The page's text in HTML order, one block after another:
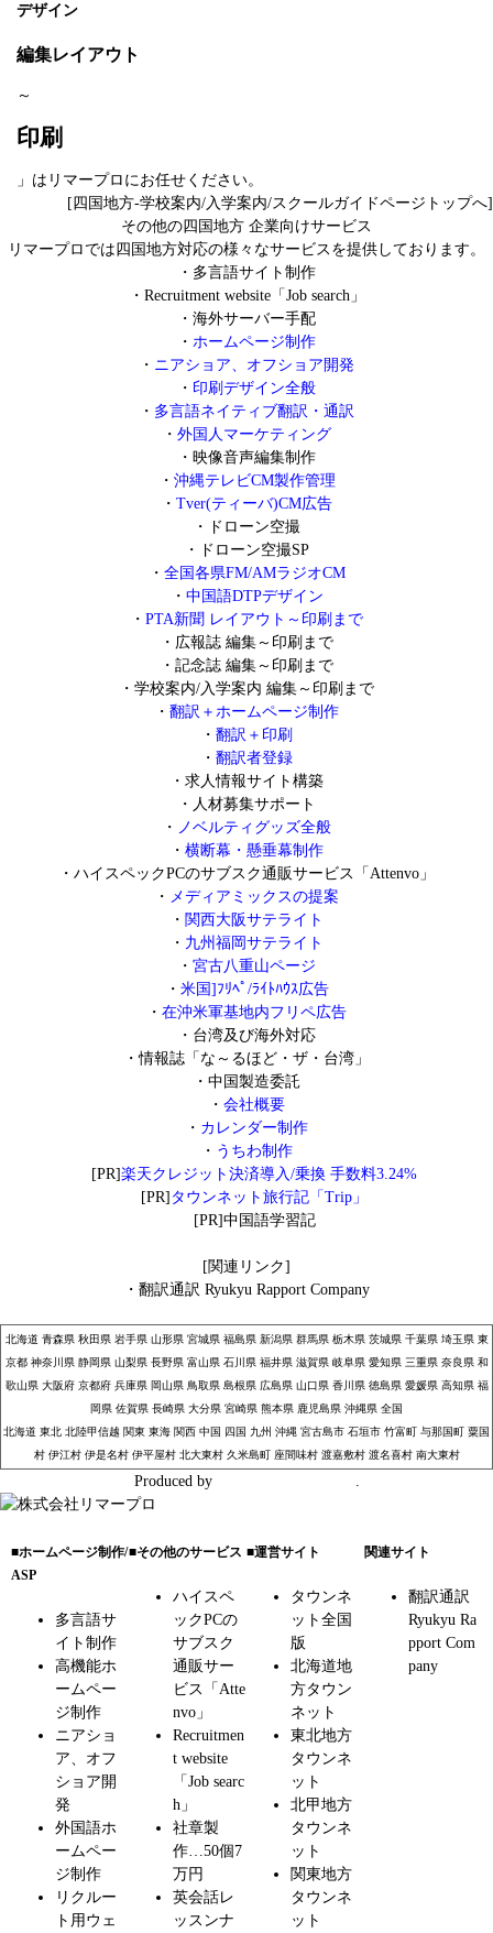
デザイン
編集レイアウト
～
印刷
」はリマープロにお任せください。
[四国地方-学校案内/入学案内/スクールガイドページトップへ]
その他の四国地方 企業向けサービス
リマープロでは四国地方対応の様々なサービスを提供しております。
・ 多言語サイト制作
・ Recruitment website「Job search」
・ 海外サーバー手配
・ ホームページ制作
・ ニアショア、オフショア開発
・ 印刷デザイン全般
・ 多言語ネイティブ翻訳・通訳
・ 外国人マーケティング
・ 映像音声編集制作
・ 沖縄テレビCM製作管理
・ Tver(ティーバ)CM広告
・
ドローン空撮
・
ドローン空撮SP
・ 全国各県FM/AMラジオCM
・ 中国語DTPデザイン
・ PTA新聞 レイアウト～印刷まで
・ 広報誌 編集～印刷まで
・ 記念誌 編集～印刷まで
・ 学校案内/入学案内 編集～印刷まで
・ 翻訳＋ホームページ制作
・ 翻訳＋印刷
・ 翻訳者登録
・ 求人情報サイト構築
・ 人材募集サポート
・ ノベルティグッズ全般
・ 横断幕・懸垂幕制作
・ ハイスペックPCのサブスク通販サービス「Attenvo」
・ メディアミックスの提案
・ 関西大阪サテライト
・ 九州福岡サテライト
・ 宮古八重山ページ
・ 米国]ﾌﾘﾍﾟ/ﾗｲﾄﾊｳｽ広告
・ 在沖米軍基地内フリペ広告
・ 台湾及び海外対応
・情報誌「な～るほど・ザ・台湾」
・ 中国製造委託
・ 会社概要
・ カレンダー制作
・ うちわ制作
[PR]楽天クレジット決済導入/乗換 手数料3.24%
[PR] タウンネット旅行記「Trip」
[PR]中国語学習記
[関連リンク]
・ 翻訳通訳 Ryukyu Rapport Company
北海道 青森県 秋田県 岩手県 山形県 宮城県 福島県 新潟県 群馬県 栃木県 茨城県 千葉県 埼玉県 東
京都 神奈川県 静岡県 山梨県 長野県 富山県 石川県 福井県 滋賀県 岐阜県 愛知県 三重県 奈良県 和
歌山県 大阪府 京都府 兵庫県 岡山県 鳥取県 島根県 広島県 山口県 香川県 徳島県 愛媛県 高知県 福
岡県 佐賀県 長崎県 大分県 宮崎県 熊本県 鹿児島県 沖縄県 全国
北海道 東北 北陸甲信越 関東 東海 関西 中国 四国 九州 沖縄 宮古島市 石垣市 竹富町 与那国町 粟国
村 伊江村 伊是名村 伊平屋村 北大東村 久米島町 座間味村 渡嘉敷村 渡名喜村 南大東村
Produced by .
■ホームページ制作/
ASP
多言語サ
イト制作
高機能ホ
ームペー
ジ制作
ニアショ
ア、オフ
ショア開
発
外国語ホ
ームペー
ジ制作
リクルー
ト用ウェ
■その他のサービス
ハイスペ
ックPCの
サブスク
通販サー
ビス「Atte
nvo」
Recruitmen
t website
「Job searc
h」
社章製
作…50個7
万円
英会話レ
ッスンナ
■運営サイト
タウンネ
ット全国
版
北海道地
方タウン
ネット
東北地方
タウンネ
ット
北甲地方
タウンネ
ット
関東地方
タウンネ
ット
関連サイト
翻訳通訳
Ryukyu Ra
pport Com
pany